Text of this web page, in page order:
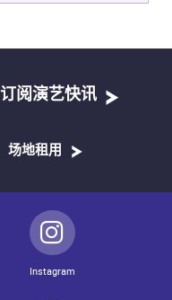
订阅演艺快讯
场地租用
Instagram